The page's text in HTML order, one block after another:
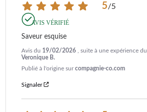
5/5
AVIS VÉRIFIÉ
Saveur esquise
Avis du 19/02/2026 , suite à une expérience du
Veronique B.
Publié à l'origine surcompagnie-co.com
Signaler